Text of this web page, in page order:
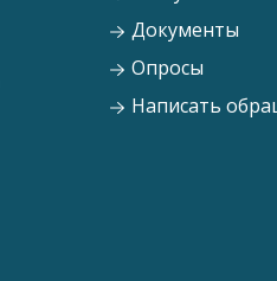
Документы
Опросы
Написать